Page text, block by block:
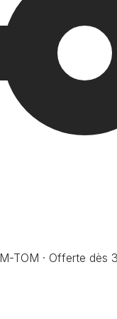
TOM · Offerte dès